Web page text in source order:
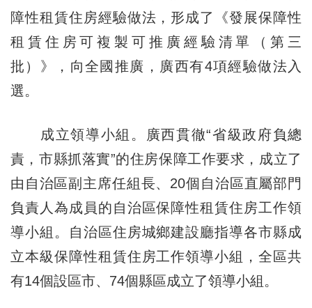
障性租賃住房經驗做法，形成了《發展保障性
租賃住房可複製可推廣經驗清單（第三
批）》，向全國推廣，廣西有4項經驗做法入
選。
成立領導小組。廣西貫徹“省級政府負總
責，市縣抓落實”的住房保障工作要求，成立了
由自治區副主席任組長、20個自治區直屬部門
負責人為成員的自治區保障性租賃住房工作領
導小組。自治區住房城鄉建設廳指導各市縣成
立本級保障性租賃住房工作領導小組，全區共
有14個設區市、74個縣區成立了領導小組。